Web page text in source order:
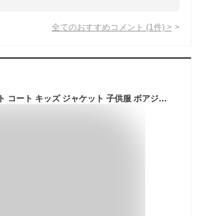
全てのおすすめコメント (1 件) >
全6サイズ5色! 子供コート コート キッズ ジャケット 子供服 ボアジャケット トレーナー フード付き 裏起毛 ボアコート ジャンパー 女の子 ボアブルゾン 長袖 フェイクファー アウター ブルゾン 通学 厚手 暖かい 防風 防寒 かわいい